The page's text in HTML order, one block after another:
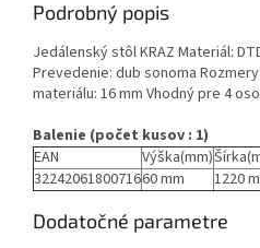
Podrobný popis
Jedálenský stôl KRAZ Materiál:
Prevedenie: dub sonoma Rozmery
materiálu: 16 mm Vhodný pre 4
Balenie (počet kusov : 1)
EAN
Výška(mm)
3224206180071660 mm 1220
Dodatočné parametre